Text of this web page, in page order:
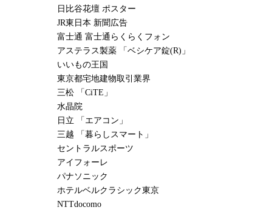
日比谷花壇 ポスター
JR東日本 新聞広告
富士通 富士通らくらくフォン
アステラス製薬 「ベシケア錠(R)」
いいもの王国
東京都宅地建物取引業界
三松 「CiTE」
水晶院
日立 「エアコン」
三越 「暮らしスマート」
セントラルスポーツ
アイフォーレ
パナソニック
ホテルベルクラシック東京
NTTdocomo